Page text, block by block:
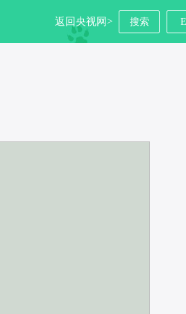
返回央视网> 搜索